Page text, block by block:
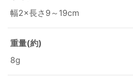
幅2×長さ9～19cm
重量(約)
8g